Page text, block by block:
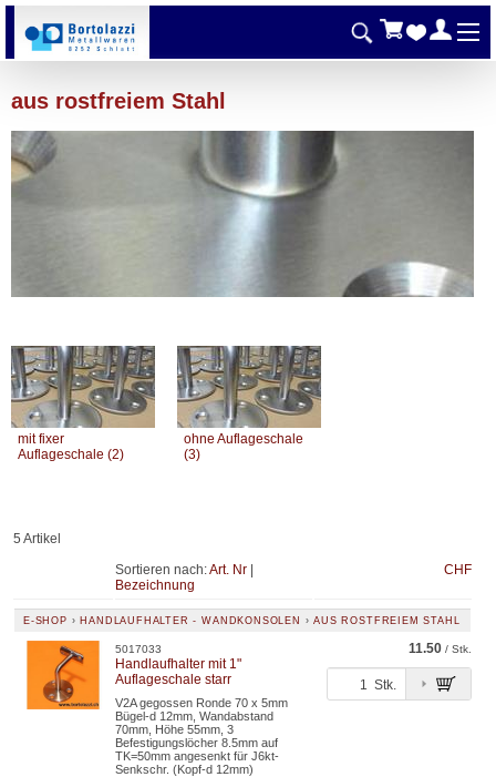
aus rostfreiem Stahl
mit fixer
Auflageschale (2)
ohne Auflageschale
(3)
5 Artikel
Sortieren nach:Art. Nr
Bezeichnung
CHF
E-SHOP › HANDLAUFHALTER - WANDKONSOLEN › AUS ROSTFREIEM STAHL
5017033
Handlaufhalter mit 1"
Auflageschale starr
V2A gegossen Ronde 70 x 5mm
Bügel-d 12mm, Wandabstand
70mm, Höhe 55mm, 3
Befestigungslöcher 8.5mm auf
TK=50mm angesenkt für J6kt-
Senkschr. (Kopf-d 12mm)
11.50 / Stk.
Stk.